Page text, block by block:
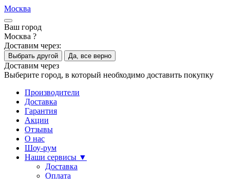
Москва
Ваш город
Москва ?
Доставим через:
Выбрать другой Да, все верно
Доставим через
Выберите город, в который необходимо доставить покупку
Производители
Доставка
Гарантия
Акции
Отзывы
О нас
Шоу-рум
Наши сервисы ▼
Доставка
Оплата